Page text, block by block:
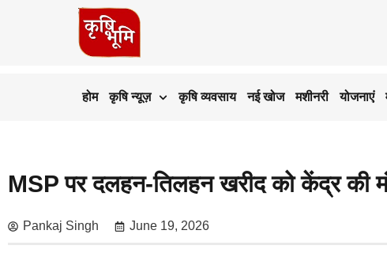
होम कृषि न्यूज़ कृषि व्यवसाय नई खोज मशीनरी योजनाएं
MSP पर दलहन-तिलहन खरीद को केंद्र की
Pankaj Singh June 19, 2026